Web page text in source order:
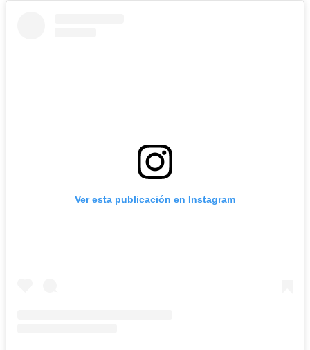
Ver esta publicación en Instagram